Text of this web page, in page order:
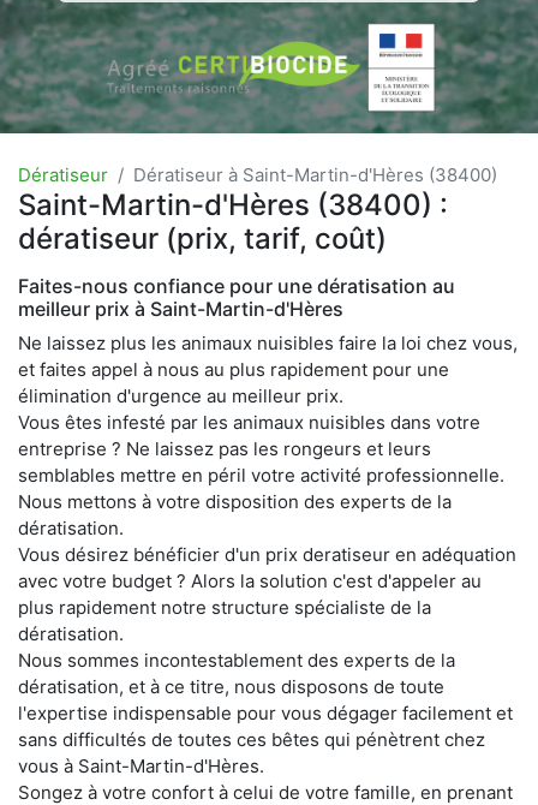
Dératiseur Dératiseur à Saint-Martin-d'Hères (38400)
Saint-Martin-d'Hères (38400) :
dératiseur (prix, tarif, coût)
Faites-nous confiance pour une dératisation au
meilleur prix à Saint-Martin-d'Hères
Ne laissez plus les animaux nuisibles faire la loi chez vous,
et faites appel à nous au plus rapidement pour une
élimination d'urgence au meilleur prix.
Vous êtes infesté par les animaux nuisibles dans votre
entreprise ? Ne laissez pas les rongeurs et leurs
semblables mettre en péril votre activité professionnelle.
Nous mettons à votre disposition des experts de la
dératisation.
Vous désirez bénéficier d'un prix deratiseur en adéquation
avec votre budget ? Alors la solution c'est d'appeler au
plus rapidement notre structure spécialiste de la
dératisation.
Nous sommes incontestablement des experts de la
dératisation, et à ce titre, nous disposons de toute
l'expertise indispensable pour vous dégager facilement et
sans difficultés de toutes ces bêtes qui pénètrent chez
vous à Saint-Martin-d'Hères.
Songez à votre confort à celui de votre famille, en prenant